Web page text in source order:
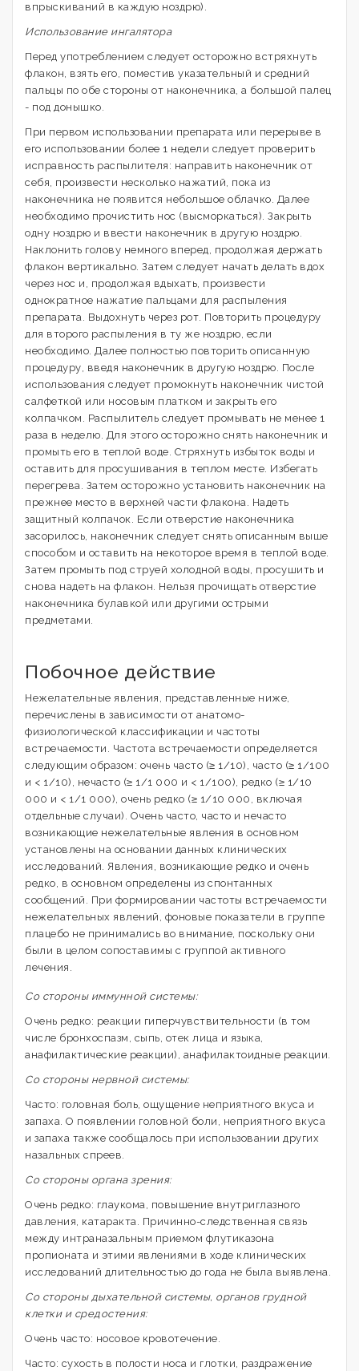
впрыскиваний в каждую ноздрю).
Использование ингалятора
Перед употреблением следует осторожно встряхнуть
флакон, взять его, поместив указательный и средний
пальцы по обе стороны от наконечника, а большой палец
- под донышко.
При первом использовании препарата или перерыве в
его использовании более 1 недели следует проверить
исправность распылителя: направить наконечник от
себя, произвести несколько нажатий, пока из
наконечника не появится небольшое облачко. Далее
необходимо прочистить нос (высморкаться). Закрыть
одну ноздрю и ввести наконечник в другую ноздрю.
Наклонить голову немного вперед, продолжая держать
флакон вертикально. Затем следует начать делать вдох
через нос и, продолжая вдыхать, произвести
однократное нажатие пальцами для распыления
препарата. Выдохнуть через рот. Повторить процедуру
для второго распыления в ту же ноздрю, если
необходимо. Далее полностью повторить описанную
процедуру, введя наконечник в другую ноздрю. После
использования следует промокнуть наконечник чистой
салфеткой или носовым платком и закрыть его
колпачком. Распылитель следует промывать не менее 1
раза в неделю. Для этого осторожно снять наконечник и
промыть его в теплой воде. Стряхнуть избыток воды и
оставить для просушивания в теплом месте. Избегать
перегрева. Затем осторожно установить наконечник на
прежнее место в верхней части флакона. Надеть
защитный колпачок. Если отверстие наконечника
засорилось, наконечник следует снять описанным выше
способом и оставить на некоторое время в теплой воде.
Затем промыть под струей холодной воды, просушить и
снова надеть на флакон. Нельзя прочищать отверстие
наконечника булавкой или другими острыми
предметами.
Побочное действие
Нежелательные явления, представленные ниже,
перечислены в зависимости от анатомо-
физиологической классификации и частоты
встречаемости. Частота встречаемости определяется
следующим образом: очень часто (≥ 1/10), часто (≥ 1/100
и < 1/10), нечасто (≥ 1/1 000 и < 1/100), редко (≥ 1/10
000 и < 1/1 000), очень редко (≥ 1/10 000, включая
отдельные случаи). Очень часто, часто и нечасто
возникающие нежелательные явления в основном
установлены на основании данных клинических
исследований. Явления, возникающие редко и очень
редко, в основном определены из спонтанных
сообщений. При формировании частоты встречаемости
нежелательных явлений, фоновые показатели в группе
плацебо не принимались во внимание, поскольку они
были в целом сопоставимы с группой активного
лечения.
Со стороны иммунной системы:
Очень редко: реакции гиперчувствительности (в том
числе бронхоспазм, сыпь, отек лица и языка,
анафилактические реакции), анафилактоидные реакции.
Со стороны нервной системы:
Часто: головная боль, ощущение неприятного вкуса и
запаха. О появлении головной боли, неприятного вкуса
и запаха также сообщалось при использовании других
назальных спреев.
Со стороны органа зрения:
Очень редко: глаукома, повышение внутриглазного
давления, катаракта. Причинно-следственная связь
между интраназальным приемом флутиказона
пропионата и этими явлениями в ходе клинических
исследований длительностью до года не была выявлена.
Со стороны дыхательной системы, органов грудной
клетки и средостения:
Очень часто: носовое кровотечение.
Часто: сухость в полости носа и глотки, раздражение